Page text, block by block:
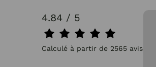
4.84 / 5
Calculé à partir de 2565 avis.
31/07/2026